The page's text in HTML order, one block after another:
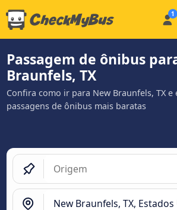
Passagem de ônibus
Braunfels, TX
Confira como ir para New Braunfels, TX e
passagens de ônibus mais baratas